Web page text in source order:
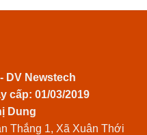
DV Newstech
cấp: 01/03/2019
Dung
Thắng 1, Xã Xuân Thới